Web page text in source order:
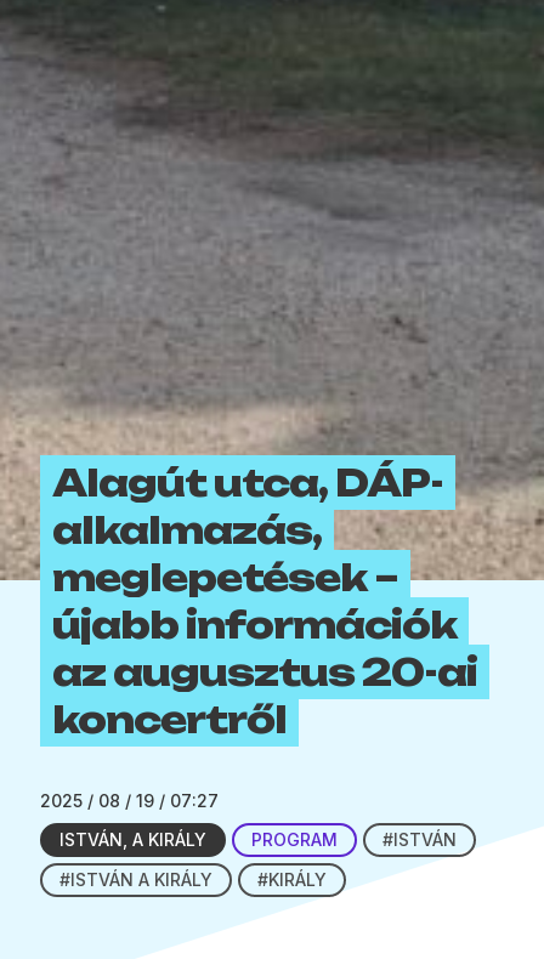
Alagút utca, DÁP-
alkalmazás,
meglepetések –
újabb információk
az augusztus 20-ai
koncertről
2025 / 08 / 19 / 07:27
ISTVÁN, A KIRÁLY
PROGRAM
#ISTVÁN
#ISTVÁN A KIRÁLY
#KIRÁLY